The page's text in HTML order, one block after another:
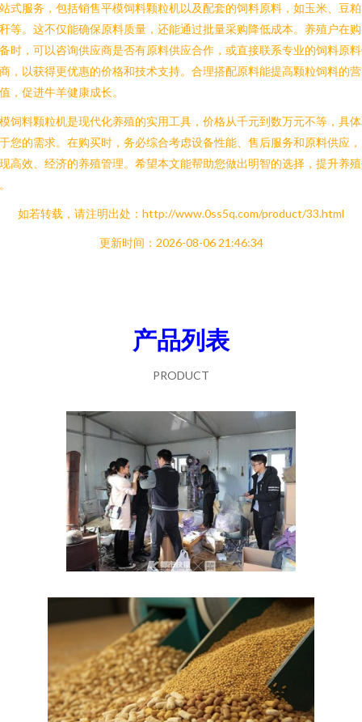
式服务，包括销售平模饲料颗粒机以及配套的饲料原料，如玉米、豆
等。这不仅能确保原料质量，还能通过批量采购降低成本。养殖户在
时，可以咨询供应商是否有原料供应合作，或直接联系专业的饲料原
，以获得更优惠的价格和技术支持。合理搭配原料能提高颗粒饲料的
，促进牛羊健康成长。
饲料颗粒机是现代化养殖的实用工具，价格从千元到数万元不等，具
您的需求。在购买时，务必综合考虑设备性能、售后服务和原料供应
高效、经济的养殖管理。希望本文能帮助您做出明智的选择，提升养
如若转载，请注明出处：http://www.0ss5q.com/product/33.html
更新时间：2026-08-06 21:46:34
产品列表
PRODUCT